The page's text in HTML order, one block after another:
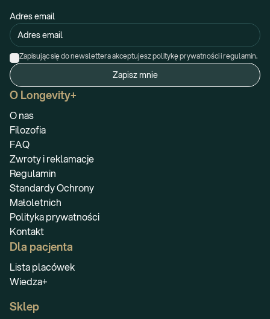
O Longevity+
O nas
Filozofia
FAQ
Zwroty i reklamacje
Regulamin
Standardy Ochrony
Małoletnich
Polityka prywatności
Kontakt
Dla pacjenta
Lista placówek
Wiedza+
Sklep
Adres email
Zapisując się do newslettera akceptujesz politykę prywatności i regulamin.
Zapisz mnie